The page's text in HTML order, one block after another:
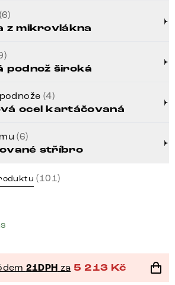
(6)
z mikrovlákna
podnož široká
(4)
ocel kartáčovaná
(6)
stříbro
(101)
21DPH za 5 213 Kč